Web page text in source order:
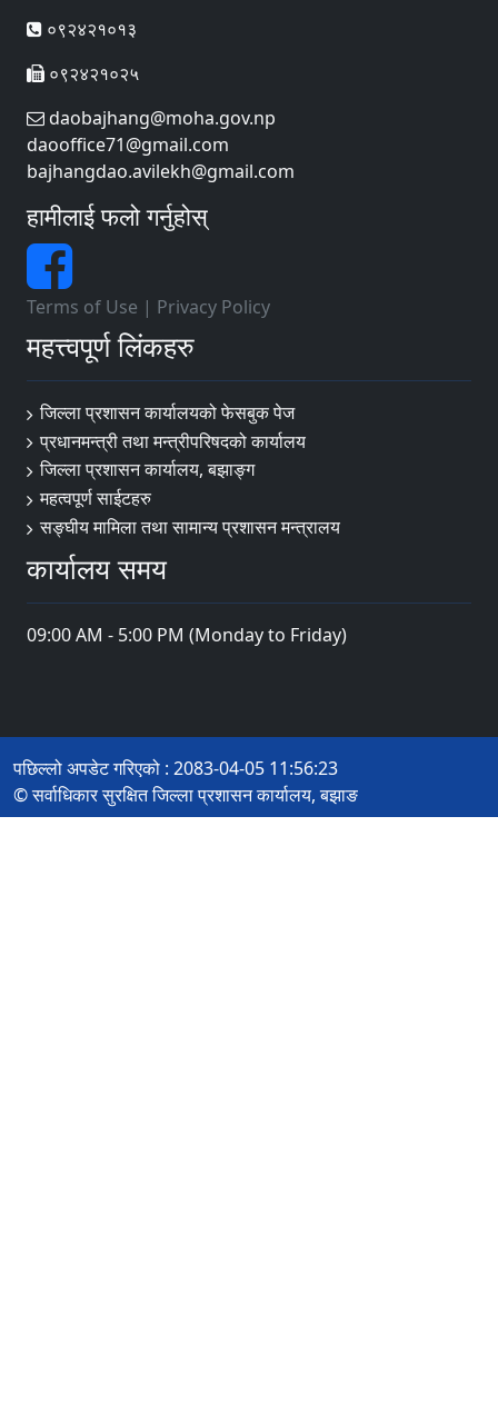
०९२४२१०१३
०९२४२१०२५
daobajhang@moha.gov.np
daooffice71@gmail.com
bajhangdao.avilekh@gmail.com
हामीलाई फलो गर्नुहोस्
Terms of Use | Privacy Policy
महत्त्वपूर्ण लिंकहरु
जिल्ला प्रशासन कार्यालयको फेसबुक पेज
प्रधानमन्त्री तथा मन्त्रीपरिषदको कार्यालय
जिल्ला प्रशासन कार्यालय, बझाङ्ग
महत्वपूर्ण साईटहरु
सङ्घीय मामिला तथा सामान्य प्रशासन मन्त्रालय
कार्यालय समय
09:00 AM - 5:00 PM (Monday to Friday)
पछिल्लो अपडेट गरिएको : 2083-04-05 11:56:23
© सर्वाधिकार सुरक्षित जिल्ला प्रशासन कार्यालय, बझाङ